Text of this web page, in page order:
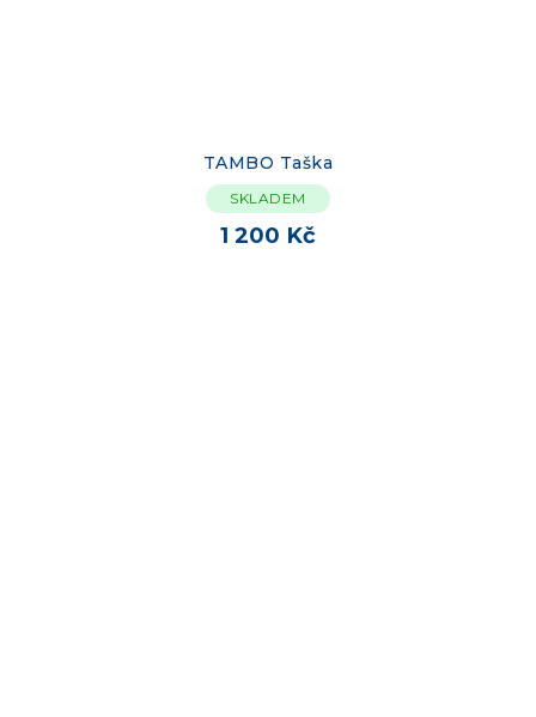
TAMBO Taška
SKLADEM
1 200 Kč